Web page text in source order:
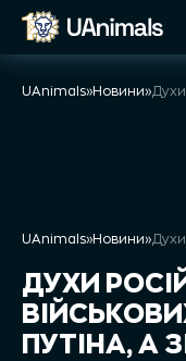
Skip
UAnimals»Новини»
UAnimals»Новини»
ДУХИ
ПУТІНА, А